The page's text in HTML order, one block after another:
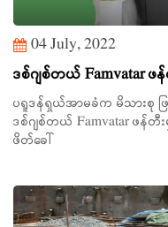
04 July, 2022
ဒစ်ဂျစ်တယ် Famvatar
ပရူဒန်ရှယ်အာမခံက မိသားစု
ဒစ်ဂျစ်တယ် Famvatar ဖန်
ဖိတ်ခေါ်